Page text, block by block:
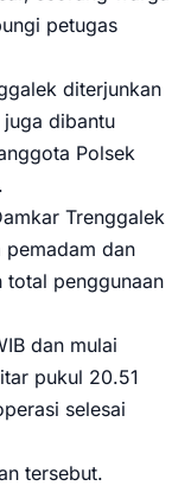
petugas
diterjunkan
dibantu
Polsek
Trenggalek
dan
total penggunaan
dan mulai
pukul 20.51
selesai
tersebut.